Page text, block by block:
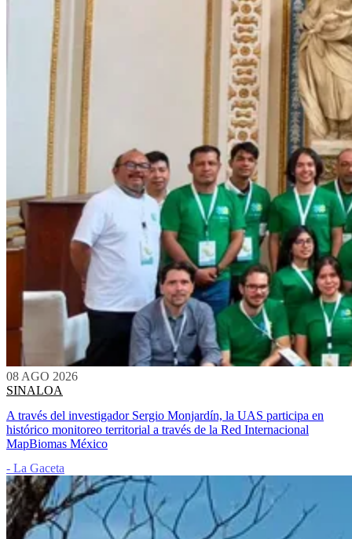
08 AGO 2026
SINALOA
A través del investigador Sergio Monjardín, la UAS participa en
histórico monitoreo territorial a través de la Red Internacional
MapBiomas México
- La Gaceta